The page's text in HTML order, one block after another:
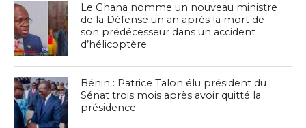
Le Ghana nomme un nouveau ministre
de la Défense un an après la mort de
son prédécesseur dans un accident
d’hélicoptère
Bénin : Patrice Talon élu président du
Sénat trois mois après avoir quitté la
présidence